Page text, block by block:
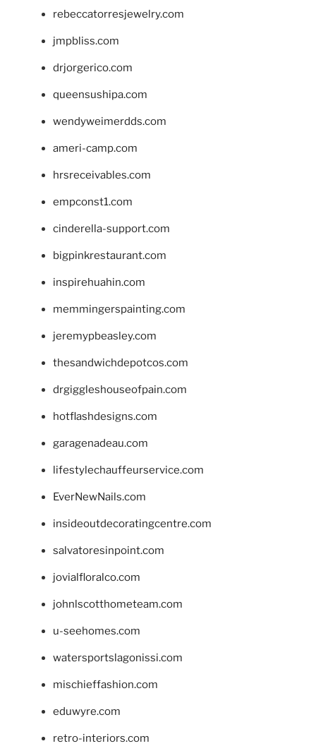
rebeccatorresjewelry.com
jmpbliss.com
drjorgerico.com
queensushipa.com
wendyweimerdds.com
ameri-camp.com
hrsreceivables.com
empconst1.com
cinderella-support.com
bigpinkrestaurant.com
inspirehuahin.com
memmingerspainting.com
jeremypbeasley.com
thesandwichdepotcos.com
drgiggleshouseofpain.com
hotflashdesigns.com
garagenadeau.com
lifestylechauffeurservice.com
EverNewNails.com
insideoutdecoratingcentre.com
salvatoresinpoint.com
jovialfloralco.com
johnlscotthometeam.com
u-seehomes.com
watersportslagonissi.com
mischieffashion.com
eduwyre.com
retro-interiors.com